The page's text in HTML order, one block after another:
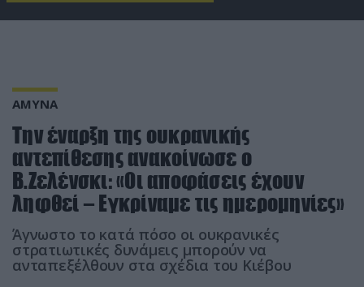
ΑΜΥΝΑ
Την έναρξη της ουκρανικής
αντεπίθεσης ανακοίνωσε ο
Β.Ζελένσκι: «Οι αποφάσεις έχουν
ληφθεί – Εγκρίναμε τις ημερομηνίες»
Άγνωστο το κατά πόσο οι ουκρανικές
στρατιωτικές δυνάμεις μπορούν να
ανταπεξέλθουν στα σχέδια του Κιέβου